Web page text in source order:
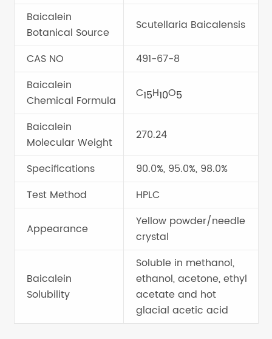
Baicalein
Botanical Source
Scutellaria Baicalensis
CAS NO
491-67-8
Baicalein
Chemical Formula
C15H10O5
Baicalein
Molecular Weight
270.24
Specifications
90.0%, 95.0%, 98.0%
Test Method
HPLC
Appearance
Yellow powder/needle
crystal
Baicalein
Solubility
Soluble in methanol,
ethanol, acetone, ethyl
acetate and hot
glacial acetic acid